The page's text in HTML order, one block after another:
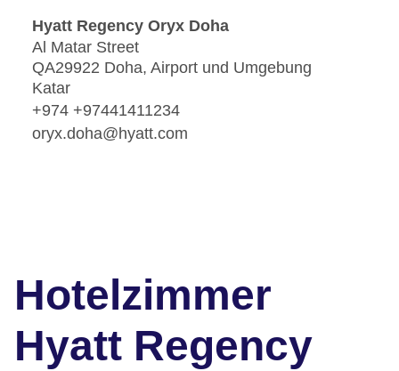
Hyatt Regency Oryx Doha
Al Matar Street
QA29922 Doha, Airport und Umgebung
Katar
+974 +97441411234
oryx.doha@hyatt.com
Hotelzimmer
Hyatt Regency